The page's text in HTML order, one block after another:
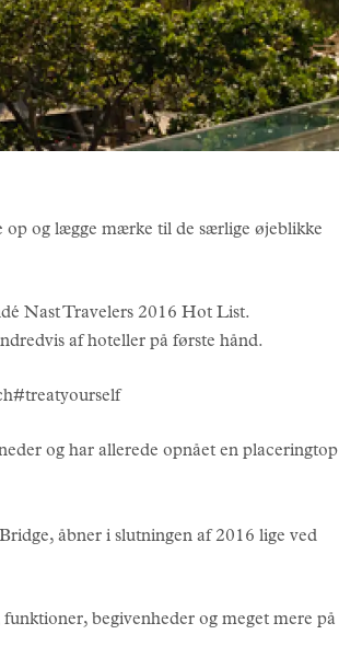
op og lægge mærke til de særlige øjeblikke
Nast Travelers 2016 Hot List.
af hoteller på første hånd.
og har allerede opnået en placeringtop
åbner i slutningen af 2016 lige ved
begivenheder og meget mere på